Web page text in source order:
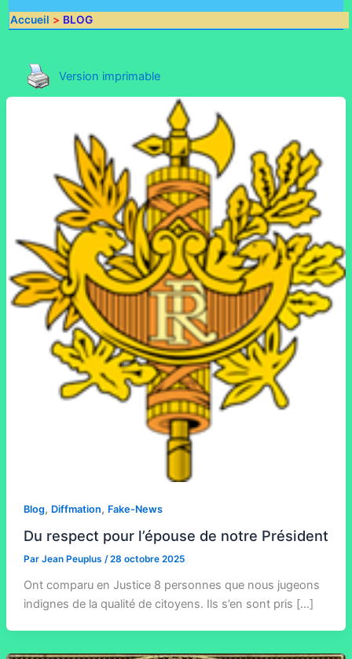
Accueil BLOG
Version imprimable
Blog, Diffmation, Fake-News
Du respect pour l’épouse de notre Président
Par Jean Peuplus /28 octobre 2025
Ont comparu en Justice 8 personnes que nous jugeons
indignes de la qualité de citoyens. Ils s’en sont pris […]